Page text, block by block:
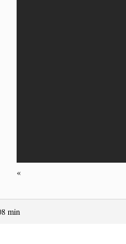
«
min